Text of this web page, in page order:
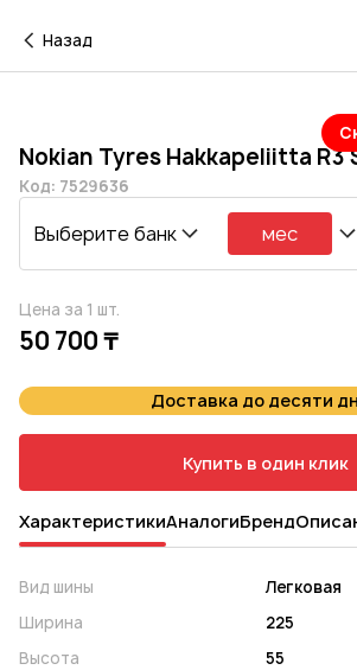
Назад
Nokian Tyres Hakkapeliitta R3
Код: 7529636
Выберите банк мес
Цена за 1 шт.
50 700 ₸
Доставка до десяти
Купить в один клик
ХарактеристикиАналогиБренд
Вид шины
Легковая
Ширина
225
Высота
55